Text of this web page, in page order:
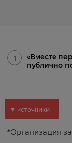
1
«Вместе
публично
▼ источники
*Организация